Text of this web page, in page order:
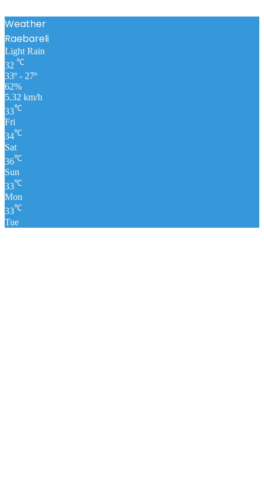
Weather
Raebareli
Light Rain
32 ℃
33º - 27º
62%
5.32 km/h
33℃
Fri
34℃
Sat
36℃
Sun
33℃
Mon
33℃
Tue